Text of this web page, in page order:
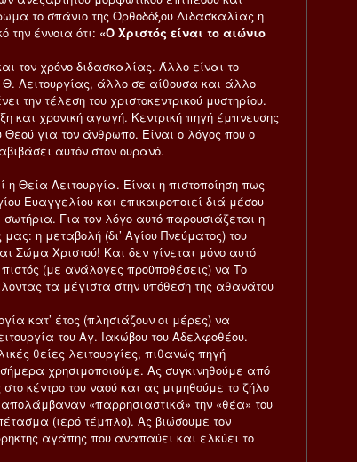
το σπάνιο της Ορθοδόξου Διδασκαλίας η
την έννοια ότι: «Ο Χριστός είναι το αιώνιο
τον χρόνο διδασκαλίας. Άλλο είναι το
Λειτουργίας, άλλο σε αίθουσα και άλλο
την τέλεση του χριστοκεντρικού μυστηρίου.
και χρονική αγωγή. Κεντρική πηγή έμπνευσης
Θεού για τον άνθρωπο. Είναι ο λόγος που ο
αυτόν στον ουρανό.
Θεία Λειτουργία. Είναι η πιστοποίηση πως
Ευαγγελίου και επικαιροποιεί διά μέσου
Για τον λόγο αυτό παρουσιάζεται η
η μεταβολή (δι’ Αγίου Πνεύματος) του
Σώμα Χριστού! Και δεν γίνεται μόνο αυτό
(με ανάλογες προϋποθέσεις) να Το
τα μέγιστα στην υπόθεση της αθανάτου
κατ’ έτος (πλησιάζουν οι μέρες) να
του Αγ. Ιακώβου του Αδελφοθέου.
θείες λειτουργίες, πιθανώς πηγή
χρησιμοποιούμε. Ας συγκινηθούμε από
κέντρο του ναού και ας μιμηθούμε το ζήλο
απολάμβαναν «παρρησιαστικά» την «θέα» του
(ιερό τέμπλο). Ας βιώσουμε τον
αγάπης που αναπαύει και ελκύει το